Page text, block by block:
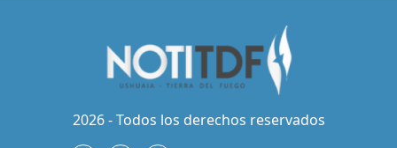
2026 - Todos los derechos reservados